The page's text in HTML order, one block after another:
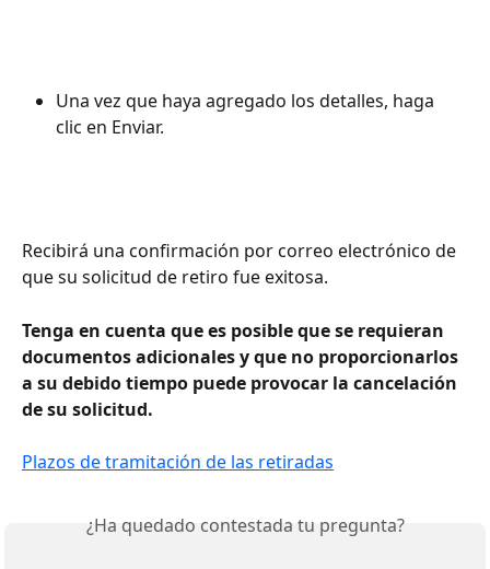
Una vez que haya agregado los detalles, haga
clic en Enviar.
Recibirá una confirmación por correo electrónico de
que su solicitud de retiro fue exitosa.
Tenga en cuenta que es posible que se requieran
documentos adicionales y que no proporcionarlos
a su debido tiempo puede provocar la cancelación
de su solicitud.
Plazos de tramitación de las retiradas
¿Ha quedado contestada tu pregunta?